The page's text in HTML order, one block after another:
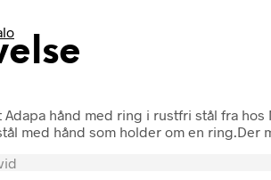
hånd med ring i rustfri stål fra hos
med hånd som holder om en ring.Der